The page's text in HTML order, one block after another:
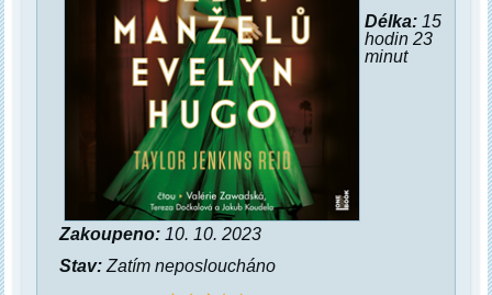
Délka:15
hodin 23
minut
Zakoupeno: 10. 10. 2023
Stav: Zatím neposloucháno